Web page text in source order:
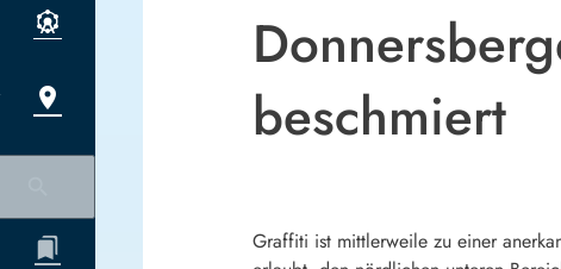
beschmiert
Graffiti ist mittlerweile zu einer